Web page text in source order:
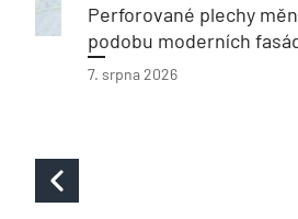
Perforované plechy
podobu moderních
7. srpna 2026